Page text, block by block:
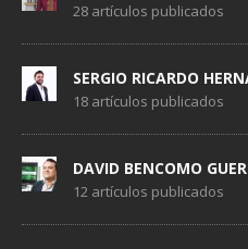
28 artículos publicados
SERGIO RICARDO
18 artículos publicados
DAVID BENCOMO
12 artículos publicados